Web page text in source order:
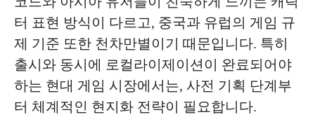
터 표현 방식이 다르고, 중국과 유럽의 게임 규
제 기준 또한 천차만별이기 때문입니다. 특히
출시와 동시에 로컬라이제이션이 완료되어야
하는 현대 게임 시장에서는, 사전 기획 단계부
터 체계적인 현지화 전략이 필요합니다.